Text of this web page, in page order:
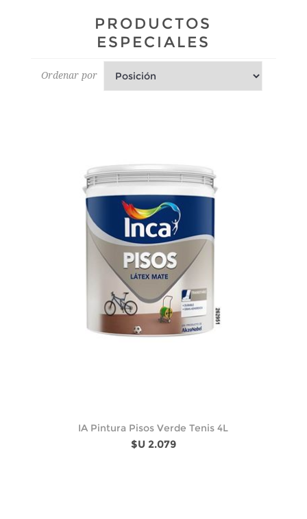
PRODUCTOS
ESPECIALES
Ordenar por
IA Pintura Pisos Verde Tenis 4L
$U 2.079